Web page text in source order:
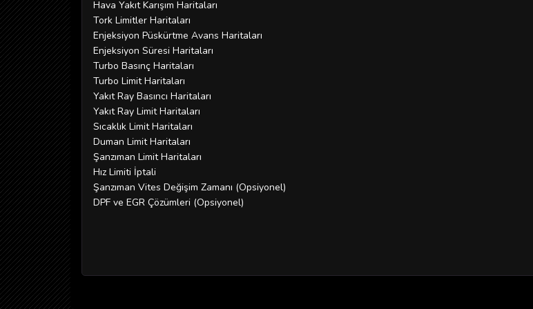
Hava Yakıt Karışım Haritaları
Tork Limitler Haritaları
Enjeksiyon Püskürtme Avans Haritaları
Enjeksiyon Süresi Haritaları
Turbo Basınç Haritaları
Turbo Limit Haritaları
Yakıt Ray Basıncı Haritaları
Yakıt Ray Limit Haritaları
Sıcaklık Limit Haritaları
Duman Limit Haritaları
Şanzıman Limit Haritaları
Hız Limiti İptali
Şanzıman Vites Değişim Zamanı (Opsiyonel)
DPF ve EGR Çözümleri (Opsiyonel)